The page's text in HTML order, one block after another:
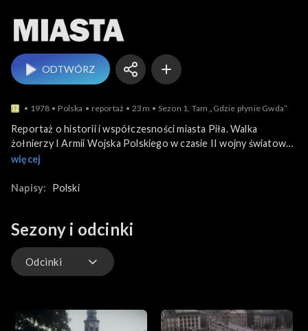
ODTWÓRZ
1978 Polska reportaż 23m Sezon 1, Tam „Gdzie płynie Gwda”
Reportaż o historii i współczesności miasta Piła. Walka
żołnierzy I Armii Wojska Polskiego w czasie II wojny światowej
w wyzwoleniu Piły oraz podczas fortyfikacji Wału
województwa, budowa osiedla, zdjęcia współczesne miasta.
Współczesność Piły. Uroczyste pasowanie na oficerów
Ludowego Wojska Polskiego.
więcej
Napisy: Polski
Sezony i odcinki
Odcinki